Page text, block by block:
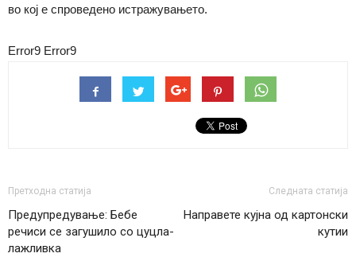
во кој е спроведено истражувањето.
Error9 Error9
Претходна статија
Предупредување: Бебе
речиси се загушило со цуцла-
лажливка
Следната статија
Направете кујна од картонски
кутии